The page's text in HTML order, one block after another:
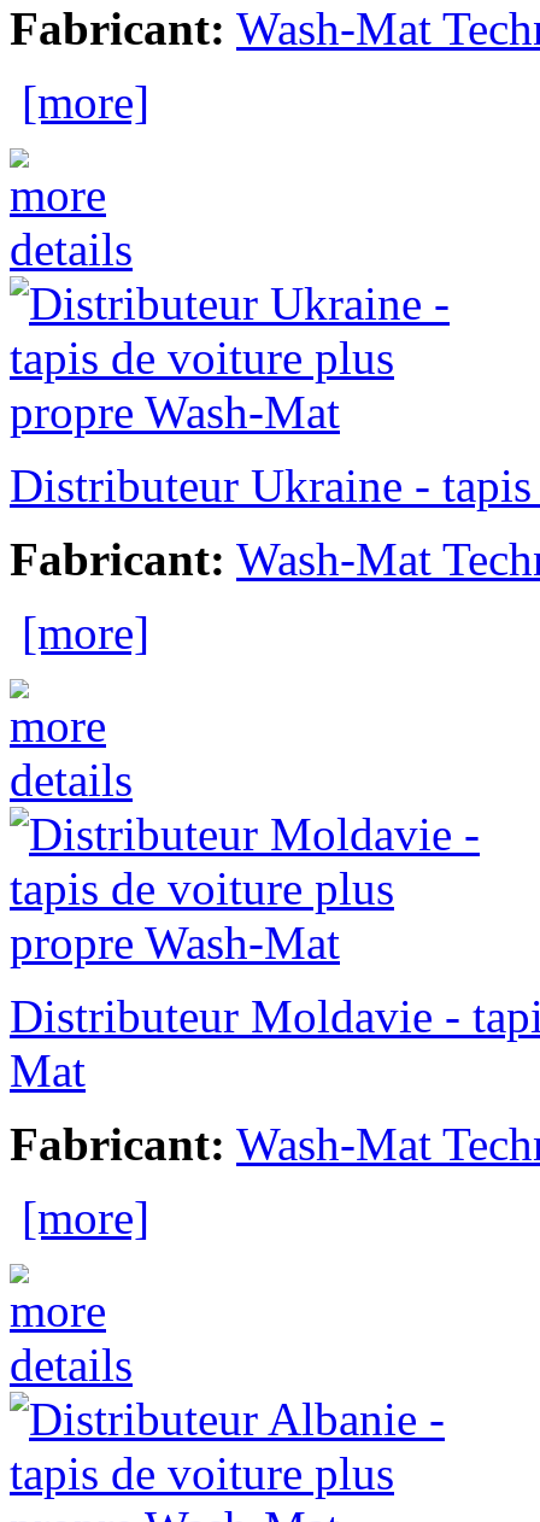
Fabricant: Wash-Mat
[more]
Distributeur Ukraine -
Fabricant: Wash-Mat
[more]
Distributeur Moldavie -
Mat
Fabricant: Wash-Mat
[more]